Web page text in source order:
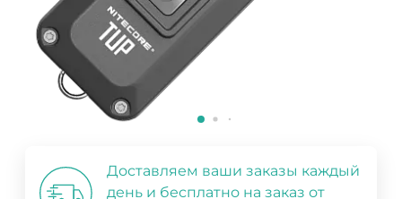
Доставляем ваши заказы каждый
день и бесплатно на заказ от